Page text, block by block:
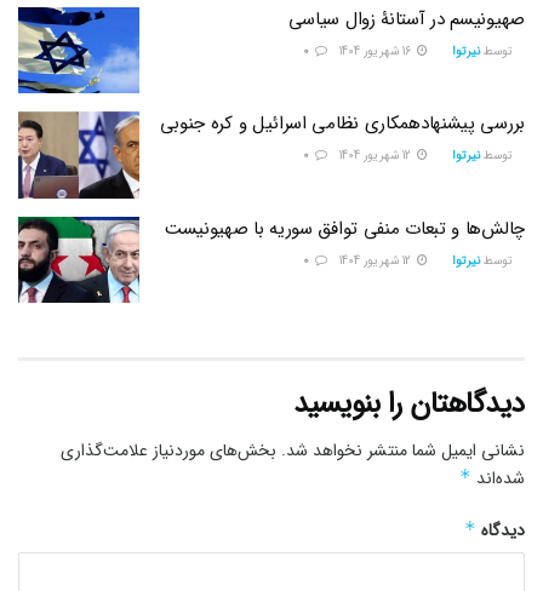
صهیونیسم در آستانۀ زوال سیاسی
توسط نیرتوا
بررسی پیشنهادهمکاری نظامی اسرائیل و کره جنوبی
توسط نیرتوا
چالش‌ها و تبعات منفی توافق سوریه با صهیونیست
توسط نیرتوا
دیدگاهتان را بنویسید
نشانی ایمیل شما منتشر نخواهد شد. بخش‌های موردنیاز علامت‌گذاری
شده‌اند *
دیدگاه *